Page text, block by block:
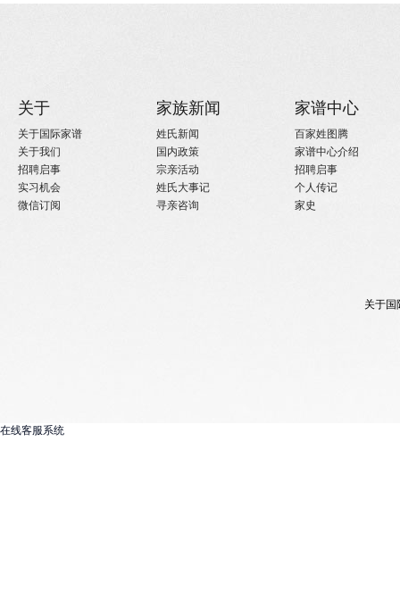
关于
关于国际家谱
关于我们
招聘启事
实习机会
微信订阅
家族新闻
姓氏新闻
国内政策
宗亲活动
姓氏大事记
寻亲咨询
家谱中心
百家姓图腾
家谱中心介绍
招聘启事
个人传记
家史
关于国
在线客服系统